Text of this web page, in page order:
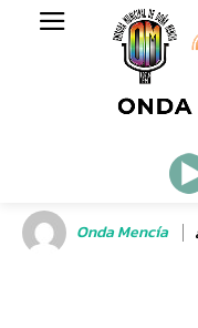
Onda Mencía